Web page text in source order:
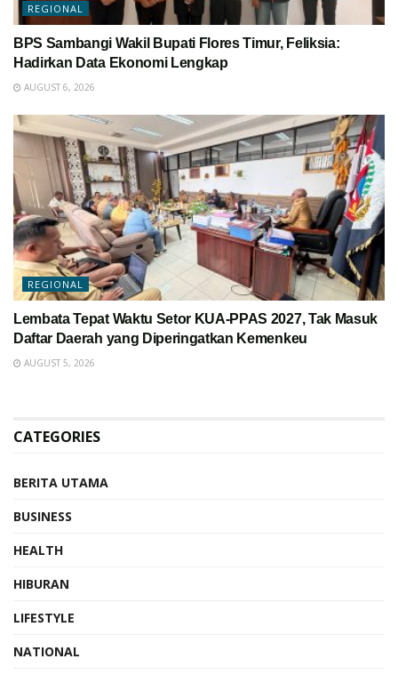
REGIONAL
BPS Sambangi Wakil Bupati Flores Timur, Feliksia:
Hadirkan Data Ekonomi Lengkap
AUGUST 6, 2026
REGIONAL
Lembata Tepat Waktu Setor KUA-PPAS 2027, Tak Masuk
Daftar Daerah yang Diperingatkan Kemenkeu
AUGUST 5, 2026
CATEGORIES
BERITA UTAMA
BUSINESS
HEALTH
HIBURAN
LIFESTYLE
NATIONAL